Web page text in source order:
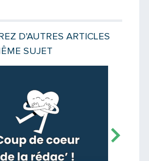
Saisissez le code
D'AUTRES ARTICLES
SUJET